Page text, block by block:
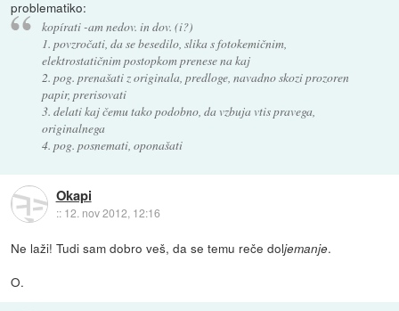
problematiko:
kopírati -am nedov. in dov. (i?)
1. povzročati, da se besedilo, slika s fotokemičnim,
elektrostatičnim postopkom prenese na kaj
2. pog. prenašati z originala, predloge, navadno skozi prozoren
papir, prerisovati
3. delati kaj čemu tako podobno, da vzbuja vtis pravega,
originalnega
4. pog. posnemati, oponašati
Okapi
:: 12. nov 2012, 12:16
Ne laži! Tudi sam dobro veš, da se temu reče doljemanje.
O.